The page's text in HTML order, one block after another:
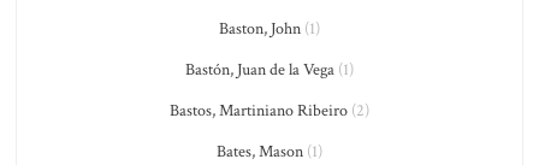
Baston, John (1)
Bastón, Juan de la Vega (1)
Bastos, Martiniano Ribeiro (2)
Bates, Mason (1)